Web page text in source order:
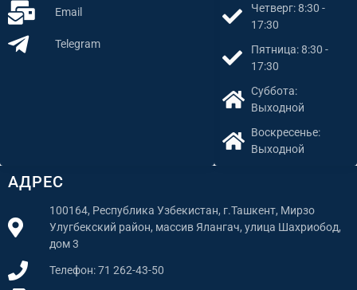
АДРЕС
100164, Республика Узбекистан, г.Ташкент, Мирзо
Улугбекский район, массив Ялангач, улица Шахриобод,
дом 3
Телефон: 71 262-43-50
Четверг: 8:30 -
17:30
Пятница: 8:30 -
17:30
Суббота:
Выходной
Воскресенье:
Выходной
Email
Telegram